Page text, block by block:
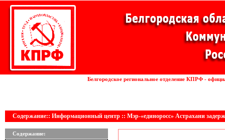
Белгородское региональное отделение КПРФ -
Содержание:: Информационный центр :: Мэр-«единоросс» Астрахани
Содержание: